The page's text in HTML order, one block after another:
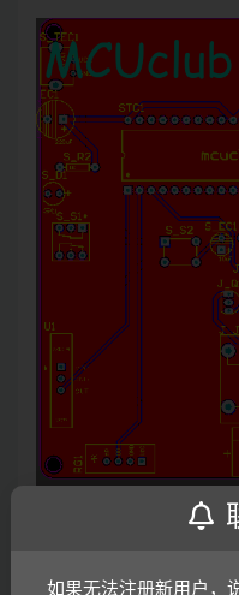
如果无法注册新用户，